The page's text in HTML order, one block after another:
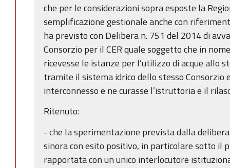
che per le considerazioni sopra esposte la
semplificazione gestionale anche con
ha previsto con Delibera n. 751 del 2014 di
Consorzio per il CER quale soggetto che in
ricevesse le istanze per l’utilizzo di acque allo
tramite il sistema idrico dello stesso Consorzio
interconnesso e ne curasse l’istruttoria e il
Ritenuto:
- che la sperimentazione prevista dalla
sinora con esito positivo, in particolare sotto il
rapportata con un unico interlocutore